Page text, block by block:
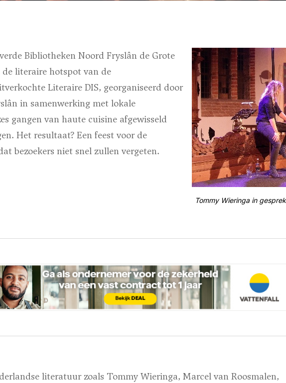
Tommy Wieringa in
Bibliotheken Noord Fryslân de Grote
literaire hotspot van de
Literaire DIS, georganiseerd door
in samenwerking met lokale
gangen van haute cuisine afgewisseld
Het resultaat? Een feest voor de
bezoekers niet snel zullen vergeten.
literatuur zoals Tommy Wieringa, Marcel van Roosmalen,